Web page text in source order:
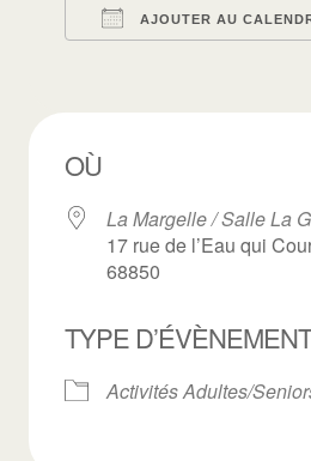
AJOUTER AU
OÙ
La Margelle / Salle La
17 rue de l’Eau qui
68850
TYPE D’ÉVÈNEMENT
Activités Adultes/